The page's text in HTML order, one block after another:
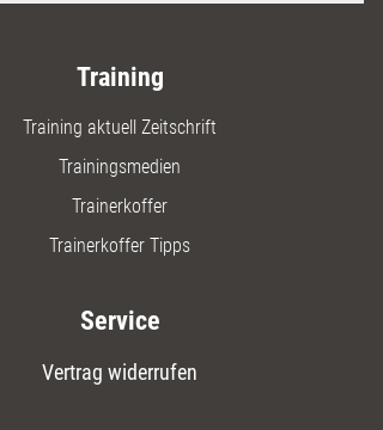
Training
Training aktuell Zeitschrift
Trainingsmedien
Trainerkoffer
Trainerkoffer Tipps
Service
Vertrag widerrufen